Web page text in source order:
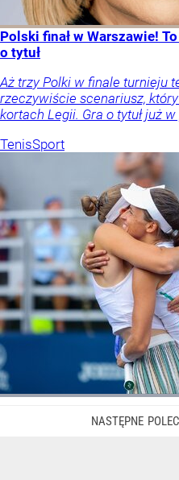
Polski finał w Warszawie!
o tytuł
Aż trzy Polki w finale turnieju
rzeczywiście scenariusz, który
kortach Legii. Gra o tytuł już
TenisSport